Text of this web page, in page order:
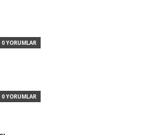
0 YORUMLAR
0 YORUMLAR